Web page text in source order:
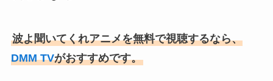
波よ聞いてくれアニメを無料で視聴するなら、
DMM TVがおすすめです。